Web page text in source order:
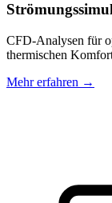
CFD-Analysen für
thermischen
Mehr erfahren →